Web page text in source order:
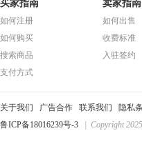
买家指南
如何注册
如何购买
搜索商品
支付方式
卖家指南
如何出售
收费标准
入驻签约
关于我们 广告合作 联系我们 隐私
鲁ICP备18016239号-3
| Copyright